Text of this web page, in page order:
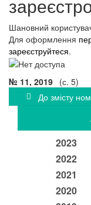
Шановний
Для оформлення
зареєструйтеся.
№ 11, 2019 (с. 5)
До змісту
2023
2022
2021
2020